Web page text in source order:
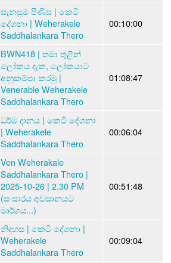
සැනසුම පිණිස | කෙටි
දේශනා | Weherakele
Saddhalankara Thero
00:10:00
BWN418 | තමා තුළින්
ලෝකය දැක, ලෝකයාට
අනුකම්පා කරමු |
Venerable Weherakele
Saddhalankara Thero
01:08:47
ධර්ම දානය | කෙටි දේශනා
| Weherakele
Saddhalankara Thero
00:06:04
Ven Weherakale
Saddhalankara Thero |
2025-10-26 | 2.30 PM
(සංසාරය අවසානයට
මාර්ගය...)
00:51:48
නිදහස | කෙටි දේශනා |
Weherakele
Saddhalankara Thero
00:09:04